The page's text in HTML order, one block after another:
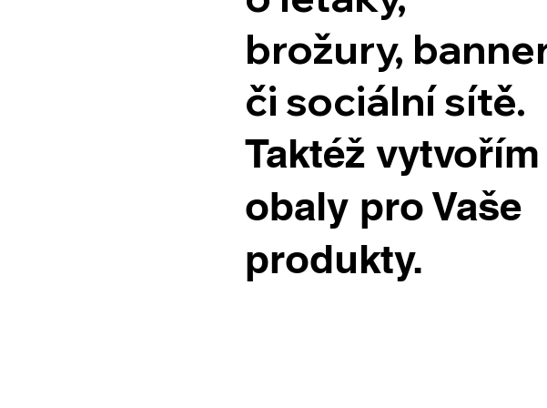
brožury,
či sociální sítě.
Taktéž vytvořím
obaly pro Vaše
produkty.